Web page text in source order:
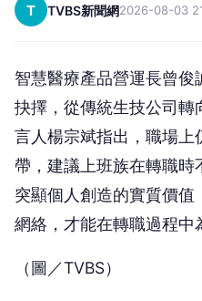
T TVBS新聞網2026-08-03
智慧醫療產品營運長曾
抉擇，從傳統生技公司轉
言人楊宗斌指出，職場
帶，建議上班族在轉職
突顯個人創造的實質價
網絡，才能在轉職過程中
（圖／TVBS）